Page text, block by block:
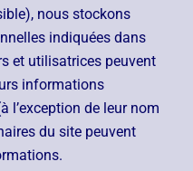
nous stockons
indiquées dans
et utilisatrices peuvent
informations
l’exception de leur nom
du site peuvent